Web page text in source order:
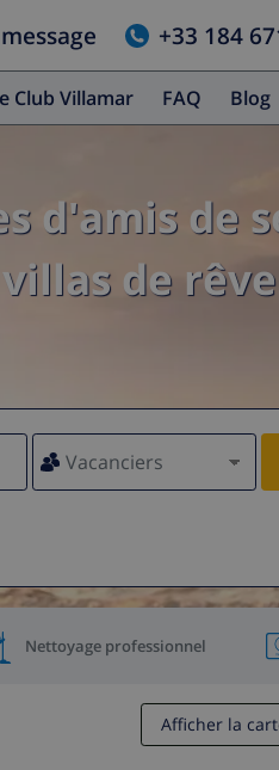
+33 184
Club Villamar FAQ Blog
d'amis de
de
Vacanciers
Nettoyage professionnel
Afficher la